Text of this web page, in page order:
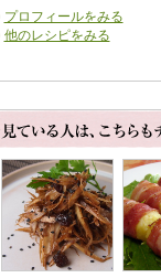
プロフィールをみる
他のレシピをみる